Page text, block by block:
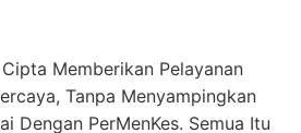
Memberikan Pelayanan
Tanpa Menyampingkan
Dengan PerMenKes. Semua Itu